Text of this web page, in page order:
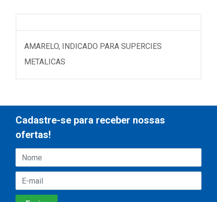
AMARELO, INDICADO PARA SUPERCIES
METALICAS
Cadastre-se para receber nossas
ofertas!